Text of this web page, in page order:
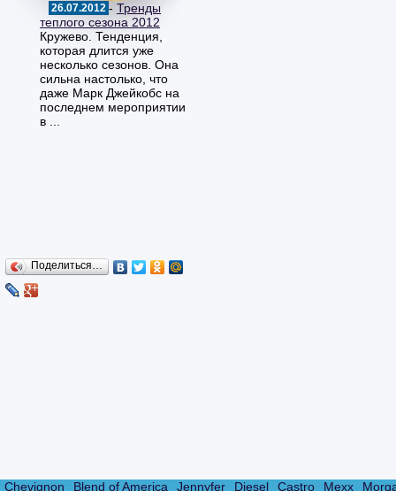
26.07.2012 - Тренды
теплого сезона 2012
Кружево. Тенденция,
которая длится уже
несколько сезонов. Она
сильна настолько, что
даже Марк Джейкобс на
последнем мероприятии
в ...
Поделиться…
Chevignon Blend of America Jennyfer Diesel Castro Mexx